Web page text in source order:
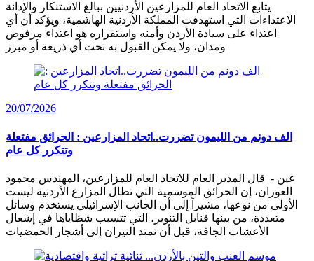
يتابع الاتحاد العام للمزارعين الأردنيين ببالغ الاستنكار والإدانة
الاعتداءات التي استهدفت المملكة الأردنية الهاشمية، ويؤكد أن أي
اعتداء على سيادة الأردن وأمنه واستقراره هو اعتداء مرفوض
ومدان، ولا يمكن القبول به تحت أي ذريعة أو مبرر
20/07/2026
الف دونم من الليمون تضررت..اتحاد المزارعين : الحرائق مفتعلة
وتتكرر كل عام
عين - قال المدير العام للاتحاد العام للمزارعين، المهندس محمود
العوران، إن الحرائق الموسمية التي تطال المزارع الأردنية ليست
الأولى من نوعها، مشيراً إلى أن الجانب الإسرائيلي يستخدم وسائل
متعددة، من بينها قنابل التنوير، التي تتسبب شظاياها في إشعال
الأعشاب الجافة، قبل أن تمتد النيران إلى أشجار الحمضيات